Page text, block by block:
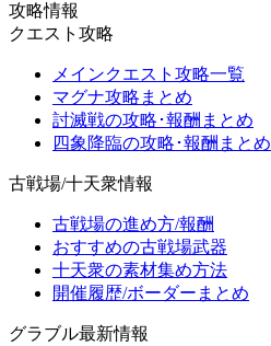
攻略情報
クエスト攻略
メインクエスト攻略一覧
マグナ攻略まとめ
討滅戦の攻略･報酬まとめ
四象降臨の攻略･報酬まとめ
古戦場/十天衆情報
古戦場の進め方/報酬
おすすめの古戦場武器
十天衆の素材集め方法
開催履歴/ボーダーまとめ
グラブル最新情報